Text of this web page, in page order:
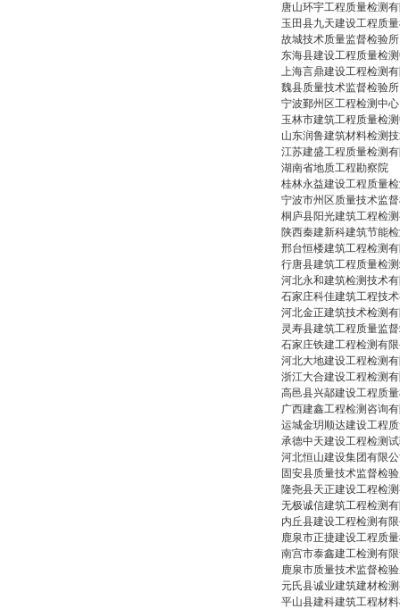
唐山环宇工程质量检测
玉田县九天建设工程质
故城技术质量监督检验所
东海县建设工程质量检
上海言鼎建设工程检测
魏县质量技术监督检验所
宁波鄞州区工程检测中心
玉林市建筑工程质量检
山东润鲁建筑材料检测
江苏建盛工程质量检测
湖南省地质工程勘察院
桂林永益建设工程质量
宁波市州区质量技术监
桐庐县阳光建筑工程检
陕西秦建新科建筑节能
邢台恒楼建筑工程检测
行唐县建筑工程质量检
河北永和建筑检测技术
石家庄科佳建筑工程技
河北金正建筑技术检测
灵寿县建筑工程质量监
石家庄铁建工程检测有
河北大地建设工程检测
浙江大合建设工程检测
高邑县兴鄗建设工程质
广西建鑫工程检测咨询
运城金玥顺达建设工程
承德中天建设工程检测
河北恒山建设集团有限
固安县质量技术监督检
隆尧县天正建设工程检
无极诚信建筑工程检测
内丘县建设工程检测有
鹿泉市正捷建设工程质
南宫市泰鑫建工检测有
鹿泉市质量技术监督检
元氏县诚业建筑建材检
平山县建科建筑工程材